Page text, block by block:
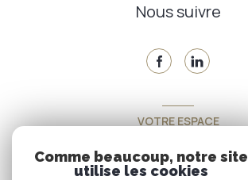
Nous suivre
VOTRE ESPACE
Espace propriétaire
Comme beaucoup, notre site
utilise les cookies